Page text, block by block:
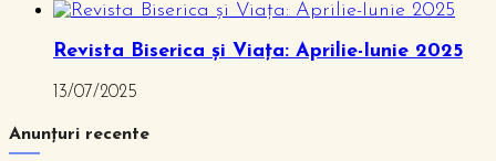
Revista Biserica și Viața: Aprilie-Iunie 2025
13/07/2025
Anunțuri recente